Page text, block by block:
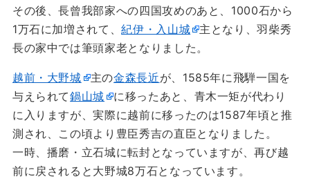
その後、長曾我部家への四国攻めのあと、1000石から
1万石に加増されて、紀伊・入山城
主となり、羽柴秀
長の家中では筆頭家老となりました。
越前・大野城 主の金森長近が、1585年に飛騨一国を
与えられて鍋山城
に移ったあと、青木一矩が代わり
に入りますが、実際に越前に移ったのは1587年頃と推
測され、この頃より豊臣秀吉の直臣となりました。
一時、播磨・立石城に転封となっていますが、再び越
前に戻されると大野城8万石となっています。